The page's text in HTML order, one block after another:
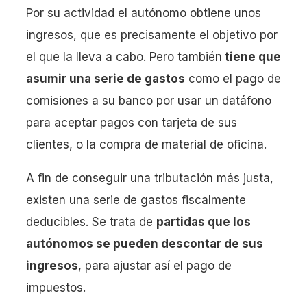
Por su actividad el autónomo obtiene unos
ingresos, que es precisamente el objetivo por
el que la lleva a cabo. Pero también tiene que
asumir una serie de gastos como el pago de
comisiones a su banco por usar un datáfono
para aceptar pagos con tarjeta de sus
clientes, o la compra de material de oficina.
A fin de conseguir una tributación más justa,
existen una serie de gastos fiscalmente
deducibles. Se trata de partidas que los
autónomos se pueden descontar de sus
ingresos, para ajustar así el pago de
impuestos.